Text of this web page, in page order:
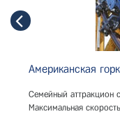
Американская
Семейный аттракцион
Максимальная